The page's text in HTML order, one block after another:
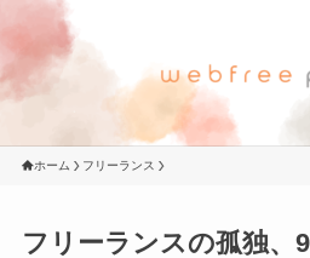
ホーム フリーランス
フリーランスの孤独、